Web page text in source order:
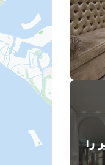
را